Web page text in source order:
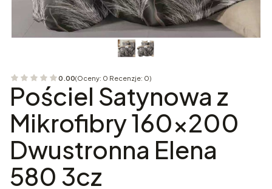
0.00(Oceny: 0 Recenzje: 0)
Przejdź do sekcji Opinie
Pościel Satynowa z
Mikrofibry 160x200
Dwustronna Elena
580 3cz